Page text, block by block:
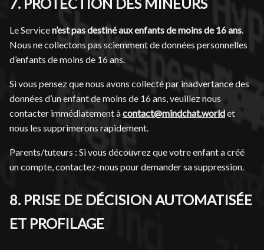
Le Servicen’est pas destiné aux enfants de moins de 16 ans.
Nous ne collectons pas sciemment de données personnelles
d’enfants de moins de 16 ans.
Si vous pensez que nous avons collecté par inadvertance des
données d’un enfant de moins de 16 ans, veuillez nous
contacter immédiatement àcontact@mindchat.worldet
nous les supprimerons rapidement.
Parents/tuteurs : Si vous découvrez que votre enfant a créé
un compte, contactez-nous pour demander sa suppression.
8. PRISE DE DÉCISION AUTOMATISÉE
ET PROFILAGE